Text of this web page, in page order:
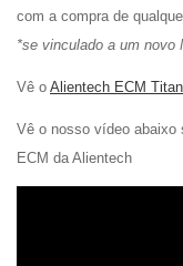
com a compra de
*se vinculado a um novo
Vê o Alientech ECM
Vê o nosso vídeo abaixo
ECM da Alientech